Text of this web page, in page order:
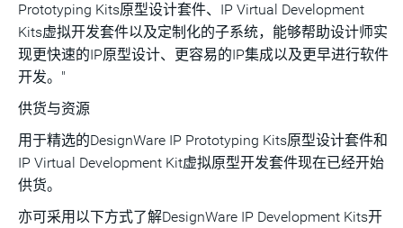
Prototyping Kits原型设计套件、IP Virtual Development
Kits虚拟开发套件以及定制化的子系统，能够帮助设计师实
现更快速的IP原型设计、更容易的IP集成以及更早进行软件
开发。"
供货与资源
用于精选的DesignWare IP Prototyping Kits原型设计套件和
IP Virtual Development Kit虚拟原型开发套件现在已经开始
供货。
亦可采用以下方式了解DesignWare IP Development Kits开